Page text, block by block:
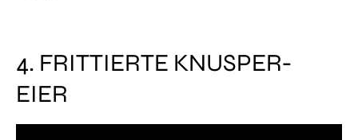
4. FRITTIERTE KNUSPER-
EIER